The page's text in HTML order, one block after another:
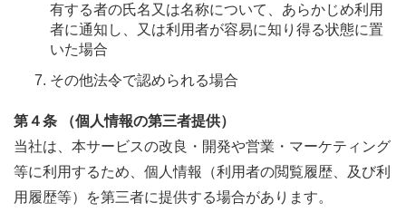
有する者の氏名又は名称について、あらかじめ利用
者に通知し、又は利用者が容易に知り得る状態に置
いた場合
その他法令で認められる場合
第４条 （個人情報の第三者提供）
当社は、本サービスの改良・開発や営業・マーケティング
等に利用するため、個人情報（利用者の閲覧履歴、及び利
用履歴等）を第三者に提供する場合があります。